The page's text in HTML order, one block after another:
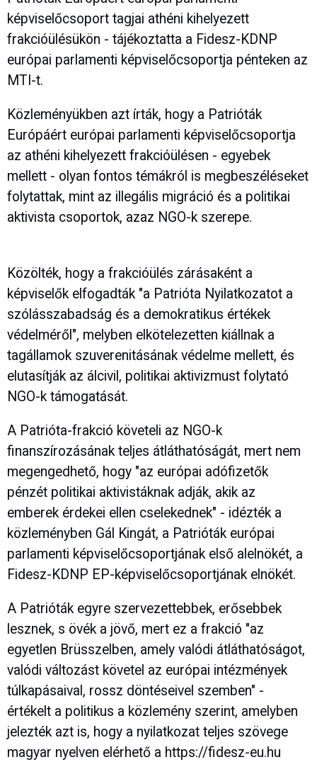
képviselőcsoport tagjai athéni kihelyezett
frakcióülésükön - tájékoztatta a Fidesz-KDNP
európai parlamenti képviselőcsoportja pénteken az
MTI-t.
Közleményükben azt írták, hogy a Patrióták
Európáért európai parlamenti képviselőcsoportja
az athéni kihelyezett frakcióülésen - egyebek
mellett - olyan fontos témákról is megbeszéléseket
folytattak, mint az illegális migráció és a politikai
aktivista csoportok, azaz NGO-k szerepe.
Közölték, hogy a frakcióülés zárásaként a
képviselők elfogadták "a Patrióta Nyilatkozatot a
szólásszabadság és a demokratikus értékek
védelméről", melyben elkötelezetten kiállnak a
tagállamok szuverenitásának védelme mellett, és
elutasítják az álcivil, politikai aktivizmust folytató
NGO-k támogatását.
A Patrióta-frakció követeli az NGO-k
finanszírozásának teljes átláthatóságát, mert nem
megengedhető, hogy "az európai adófizetők
pénzét politikai aktivistáknak adják, akik az
emberek érdekei ellen cselekednek" - idézték a
közleményben Gál Kingát, a Patrióták európai
parlamenti képviselőcsoportjának első alelnökét, a
Fidesz-KDNP EP-képviselőcsoportjának elnökét.
A Patrióták egyre szervezettebbek, erősebbek
lesznek, s övék a jövő, mert ez a frakció "az
egyetlen Brüsszelben, amely valódi átláthatóságot,
valódi változást követel az európai intézmények
túlkapásaival, rossz döntéseivel szemben" -
értékelt a politikus a közlemény szerint, amelyben
jelezték azt is, hogy a nyilatkozat teljes szövege
magyar nyelven elérhető a https://fidesz-eu.hu